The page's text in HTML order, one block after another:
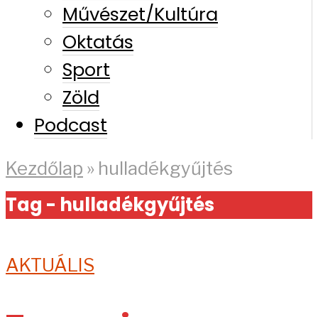
Művészet/Kultúra
Oktatás
Sport
Zöld
Podcast
Kezdőlap » hulladékgyűjtés
Tag - hulladékgyűjtés
AKTUÁLIS